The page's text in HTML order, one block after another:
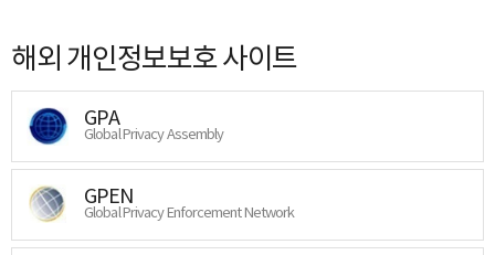
해외 개인정보보호 사이트
GPA
Global Privacy Assembly
GPEN
Global Privacy Enforcement Network